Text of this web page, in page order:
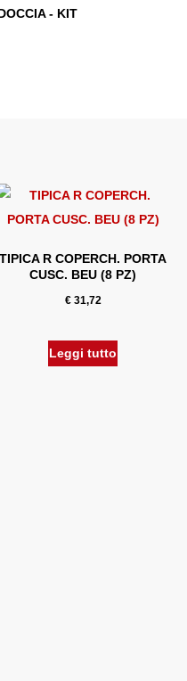
- KIT
TIPICA R COPERCH. PORTA
CUSC. BEU (8 PZ)
€31,72
Leggi tutto